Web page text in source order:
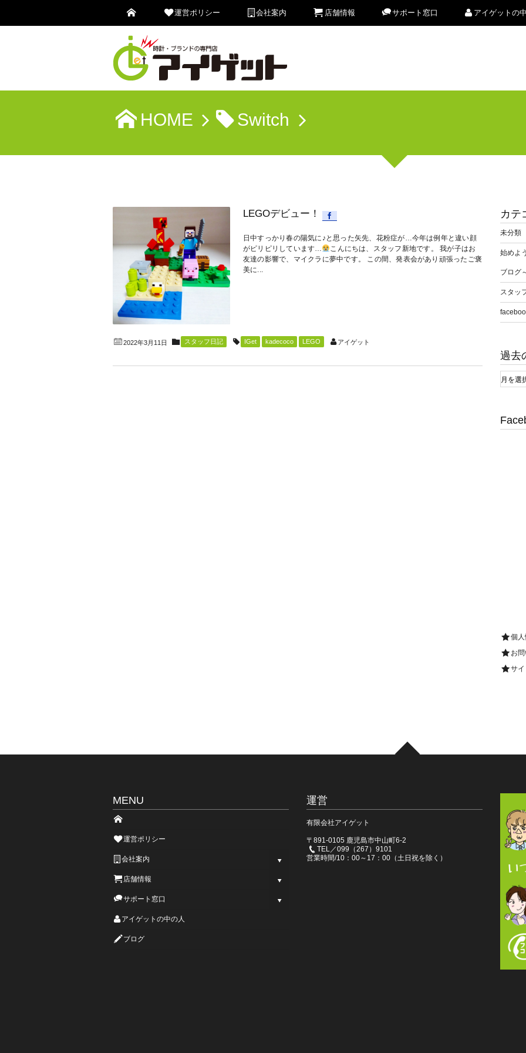
運営ポリシー 会社案内 店舗情報 サポート窓口 アイゲットの
HOME Switch
LEGOデビュー！
日中すっかり春の陽気に♪と思った矢先、花粉症が…今年は例年と違い顔
がピリピリしています…
こんにちは、スタッフ新地です。 我が子はお
友達の影響で、マイクラに夢中です。 この間、発表会があり頑張ったご褒
美に...
2022年3月11日 スタッフ日記 IGet kadecoco LEGO アイゲット
カテ
未分類
始めよ
ブログ
スタッ
過去
個
お
サ
MENU
運営ポリシー
会社案内
店舗情報
サポート窓口
アイゲットの中の人
ブログ
運営
有限会社アイゲット
〒891-0105 鹿児島市中山町6-2
TEL／099（267）9101
営業時間/10：00～17：00（土日祝を除く）